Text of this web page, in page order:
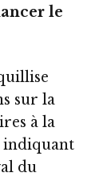
le
sur la
à la
indiquant
du